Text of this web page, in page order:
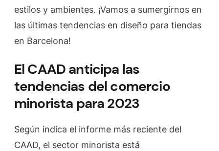
estilos y ambientes. ¡Vamos a sumergirnos en
las últimas tendencias en diseño para tiendas
en Barcelona!
El CAAD anticipa las
tendencias del comercio
minorista para 2023
Según indica el informe más reciente del
CAAD, el sector minorista está